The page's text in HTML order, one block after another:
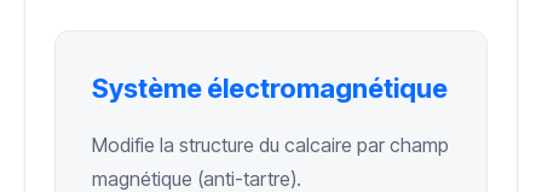
Système électromagnétique
Modifie la structure du calcaire par champ
magnétique (anti-tartre).